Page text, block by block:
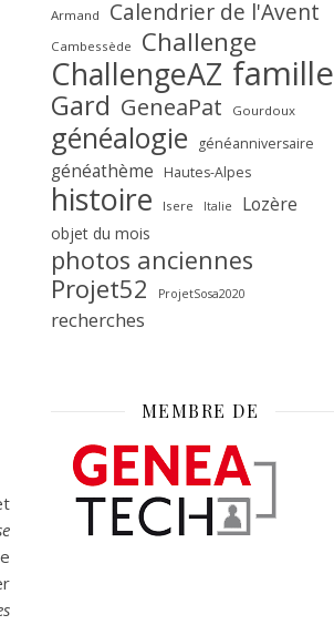
Armand Calendrier de l'Avent
Cambessède Challenge
ChallengeAZ famille
Gard GeneaPat Gourdoux
généalogie généanniversaire
généathème Hautes-Alpes
histoire Isere Italie Lozère
objet du mois
photos anciennes
Projet52 ProjetSosa2020
recherches
MEMBRE DE